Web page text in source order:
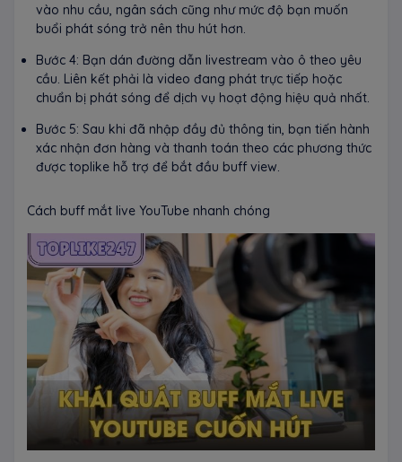
vào nhu cầu, ngân sách cũng như mức độ bạn muốn
buổi phát sóng trở nên thu hút hơn.
Bước 4: Bạn dán đường dẫn livestream vào ô theo yêu
cầu. Liên kết phải là video đang phát trực tiếp hoặc
chuẩn bị phát sóng để dịch vụ hoạt động hiệu quả nhất.
Bước 5: Sau khi đã nhập đầy đủ thông tin, bạn tiến hành
xác nhận đơn hàng và thanh toán theo các phương thức
được toplike hỗ trợ để bắt đầu buff view.
Cách buff mắt live YouTube nhanh chóng